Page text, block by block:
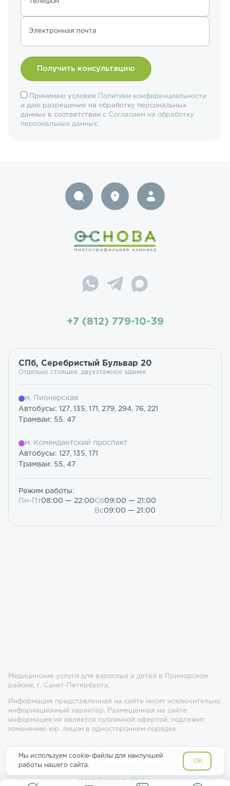
Телефон
Электронная почта
Принимаю условия
Политики конфиденциальности
и даю разрешение на обработку персональных
данных в соответствии с Согласием на обработку
персональных данных.
+7 (812) 779-10-39
СПб, Серебристый Бульвар 20
Отдельно стоящее, двухэтажное здание
м. Пионерская
Автобусы: 127, 135, 171, 279, 294, 76, 221
Трамваи: 55, 47
м. Комендантский проспект
Автобусы: 127, 135, 171
Трамваи: 55, 47
Режим работы:
Пн-Пт08:00 — 22:00Сб09:00 — 21:00
Вс09:00 — 21:00
Медицинские услуги для взрослых и детей в Приморском
районе, г. Санкт-Петербурга.
Информация представленная на сайте носит исключительно
информационный характер. Размещенная на сайте
информация не является публичной офертой, подлежит
изменению юр. лицом в одностороннем порядке.
© 2017-2026 Многопрофильная клиника «Основа»
resep@osnova-clinic.ru
Мы используем cookie-файлы для наилучшей
работы нашего сайта.
OK